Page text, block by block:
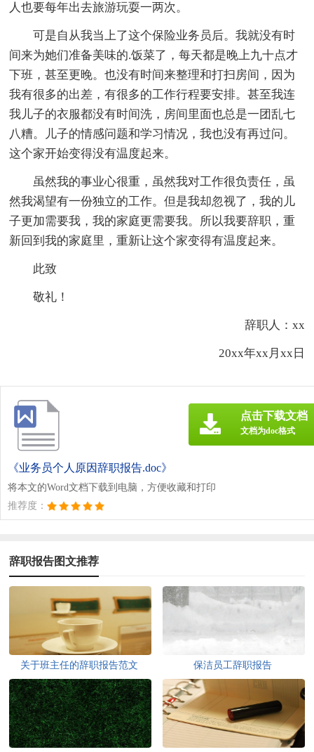
人也要每年出去旅游玩耍一两次。
可是自从我当上了这个保险业务员后。我就没有时
间来为她们准备美味的.饭菜了，每天都是晚上九十点才
下班，甚至更晚。也没有时间来整理和打扫房间，因为
我有很多的出差，有很多的工作行程要安排。甚至我连
我儿子的衣服都没有时间洗，房间里面也总是一团乱七
八糟。儿子的情感问题和学习情况，我也没有再过问。
这个家开始变得没有温度起来。
虽然我的事业心很重，虽然我对工作很负责任，虽
然我渴望有一份独立的工作。但是我却忽视了，我的儿
子更加需要我，我的家庭更需要我。所以我要辞职，重
新回到我的家庭里，重新让这个家变得有温度起来。
此致
敬礼！
辞职人：xx
20xx年xx月xx日
《业务员个人原因辞职报告.doc》
将本文的Word文档下载到电脑，方便收藏和打印
推荐度：
点击下载文档
文档为doc格式
辞职报告图文推荐
关于班主任的辞职报告范文 保洁员工辞职报告